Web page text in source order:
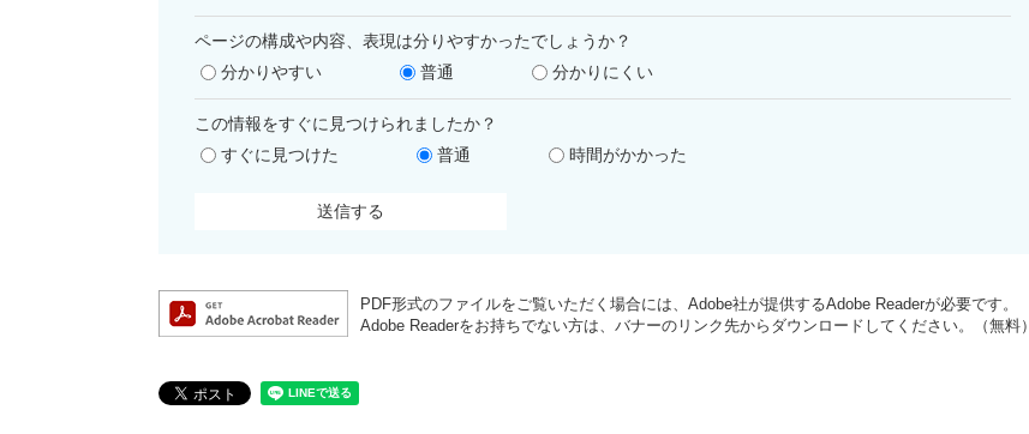
ページの構成や内容、表現は分りやすかったでしょうか？
分かりやすい
普通 分かりにくい
この情報をすぐに見つけられましたか？
すぐに見つけた
普通 時間がかかった
PDF形式のファイルをご覧いただく場合には、Adobe社が提供するAdobe Readerが必要です。
Adobe Readerをお持ちでない方は、バナーのリンク先からダウンロードしてください。（無料）